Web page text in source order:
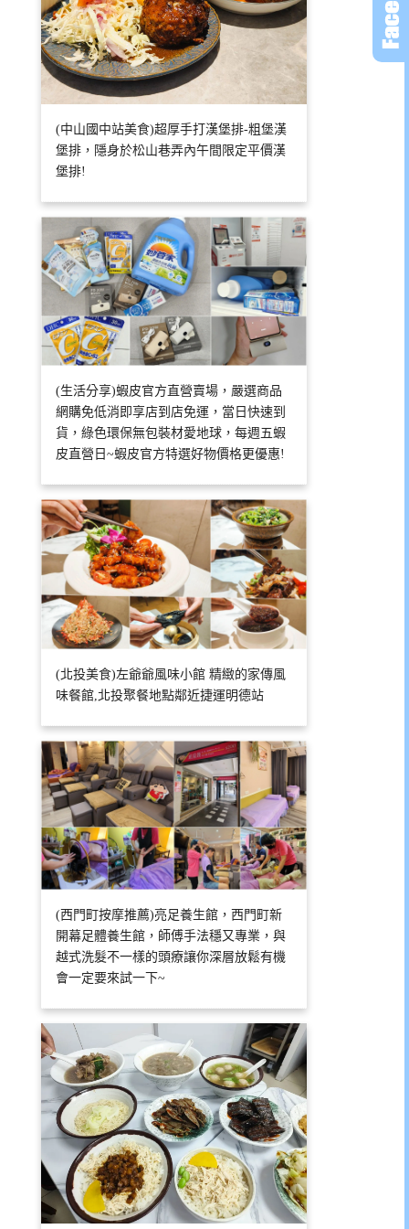
(中山國中站美食)超厚手打漢堡排-粗堡漢
堡排，隱身於松山巷弄內午間限定平價漢
堡排!
(生活分享)蝦皮官方直營賣場，嚴選商品
網購免低消即享店到店免運，當日快速到
貨，綠色環保無包裝材愛地球，每週五蝦
皮直營日~蝦皮官方特選好物價格更優惠!
(北投美食)左爺爺風味小館 精緻的家傳風
味餐館,北投聚餐地點鄰近捷運明德站
(西門町按摩推薦)亮足養生館，西門町新
開幕足體養生館，師傅手法穩又專業，與
越式洗髮不一樣的頭療讓你深層放鬆有機
會一定要來試一下~